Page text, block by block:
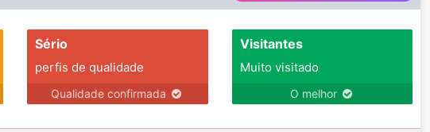
Sério
perfis de qualidade
Qualidade confirmada
Visitantes
Muito visitado
O melhor